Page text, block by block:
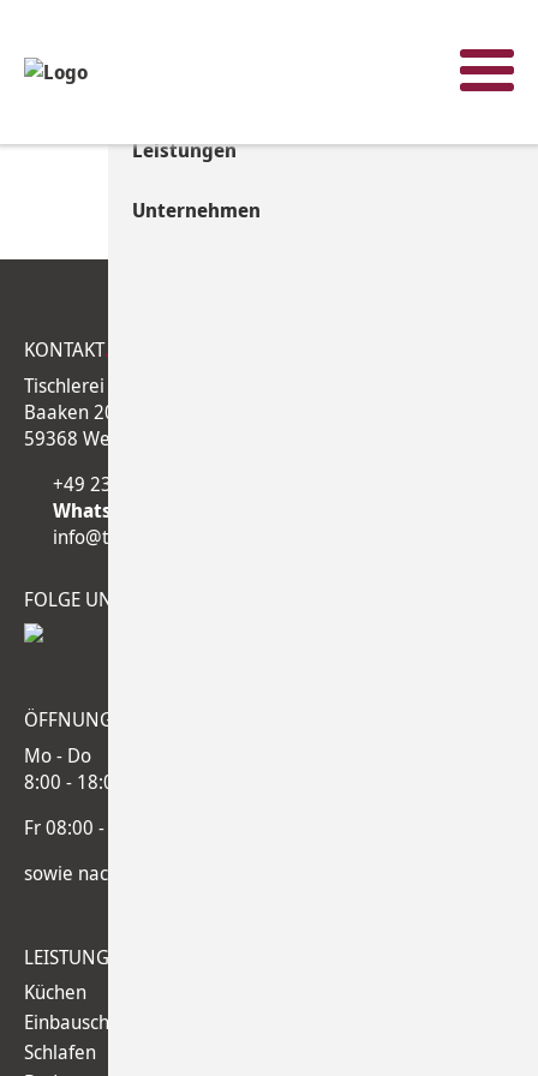
KONTAKT.
Tischlerei Laukamp
Baaken 20
59368 Werne
+49 2389 9289296
WhatsApp
info@tischlerei-laukamp.de
FOLGE UNS
ÖFFNUNGSZEITEN
Mo - Do
8:00 - 18:00 Uhr
Fr 08:00 - 13:00 Uhr
sowie nach Absprache
LEISTUNGEN
Küchen
Einbauschränke
Schlafen
Leistungen
Unternehmen